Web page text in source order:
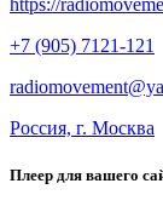
+7 (905) 7121-121
Россия, г. Москва
Плеер для вашего